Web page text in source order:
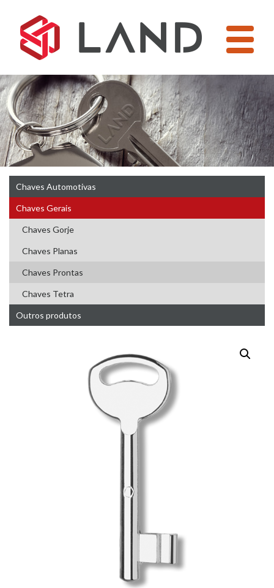
conteúdo
Chaves Automotivas
Chaves Gerais
Chaves Gorje
Chaves Planas
Chaves Prontas
Chaves Tetra
Outros produtos